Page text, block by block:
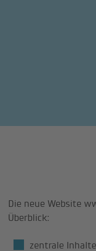
Die neue Website
Überblick:
zentrale Inhalte